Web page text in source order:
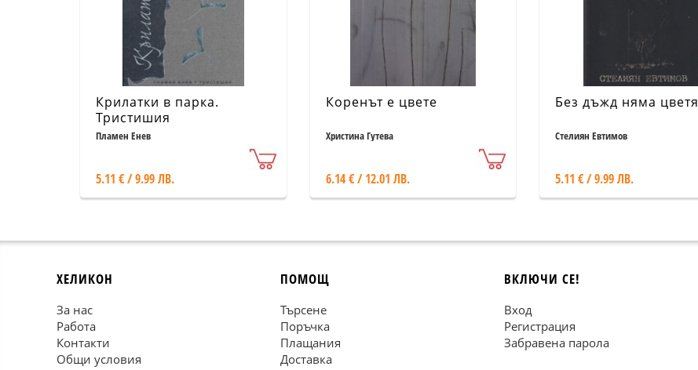
Крилатки в парка.
Тристишия
Пламен Енев
5.11 € / 9.99 ЛВ.
Коренът е цвете
Христина Гутева
6.14 € / 12.01 ЛВ.
Без дъжд няма цветя
Стелиян Евтимов
5.11 € / 9.99 ЛВ.
ХЕЛИКОН
За нас
Работа
Контакти
Общи условия
ПОМОЩ
Търсене
Поръчка
Плащания
Доставка
ВКЛЮЧИ СЕ!
Вход
Регистрация
Забравена парола